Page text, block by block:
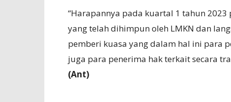
“Harapannya pada kuartal 1 tahun
yang telah dihimpun oleh LMKN dan
pemberi kuasa yang dalam hal ini para
juga para penerima hak terkait secara
(Ant)